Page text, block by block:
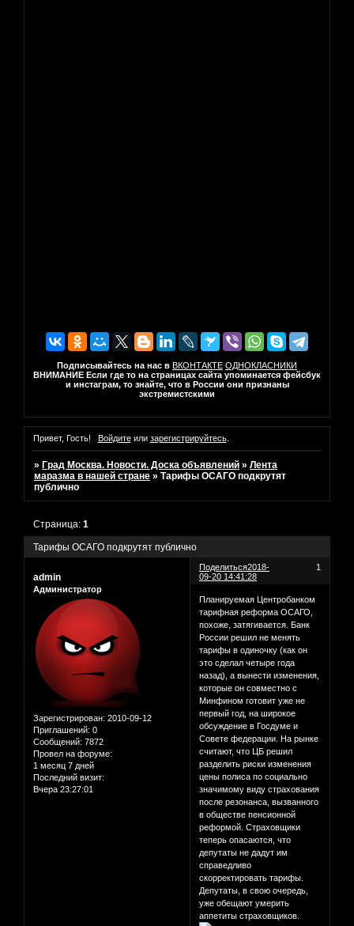
Подписывайтесь на нас в ВКОНТАКТЕ ОДНОКЛАСНИКИ
ВНИМАНИЕ Если где то на страницах сайта упоминается фейсбук
и инстаграм, то знайте, что в России они признаны
экстремистскими
Привет, Гость! Войдитеили зарегистрируйтесь.
» Град Москва. Новости. Доска объявлений »Лента
маразма в нашей стране »Тарифы ОСАГО подкрутят
публично
Тарифы ОСАГО подкрутят публично
Страница:1
Поделиться 1
2018-
09-20 14:41:28
admin
Администратор
Зарегистрирован: 2010-09-12
Приглашений: 0
Сообщений: 7872
Провел на форуме:
1 месяц 7 дней
Последний визит:
Вчера 23:27:01
Планируемая Центробанком
тарифная реформа ОСАГО,
похоже, затягивается. Банк
России решил не менять
тарифы в одиночку (как он
это сделал четыре года
назад), а вынести изменения,
которые он совместно с
Минфином готовит уже не
первый год, на широкое
обсуждение в Госдуме и
Совете федерации. На рынке
считают, что ЦБ решил
разделить риски изменения
цены полиса по социально
значимому виду страхования
после резонанса, вызванного
в обществе пенсионной
реформой. Страховщики
теперь опасаются, что
депутаты не дадут им
справедливо
скорректировать тарифы.
Депутаты, в свою очередь,
уже обещают умерить
аппетиты страховщиков.